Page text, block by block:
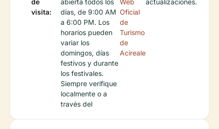
de
visita:
abierta todos los
días, de 9:00 AM
a 6:00 PM. Los
horarios pueden
variar los
domingos, días
festivos y durante
los festivales.
Siempre verifique
localmente o a
través del
Web
Oficial
de
Turismo
de
Acireale
actualizaciones.